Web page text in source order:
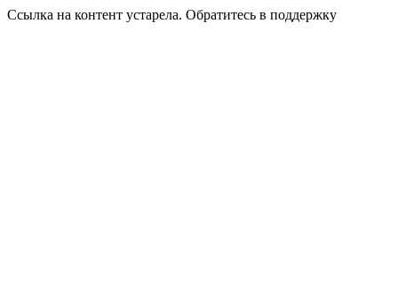
Ссылка на контент устарела. Обратитесь в поддержку